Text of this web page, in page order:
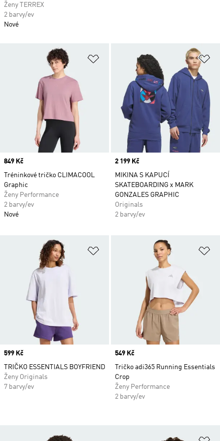
Přidat do seznamu přání
Price
849 Kč
Tréninkové tričko CLIMACOOL
Graphic
Ženy Performance
2 barvy/ev
Nové
Price
2 199 Kč
MIKINA S KAPUCÍ
SKATEBOARDING x MARK
GONZALES GRAPHIC
Originals
2 barvy/ev
Přidat do seznamu přání
Price
599 Kč
TRIČKO ESSENTIALS BOYFRIEND
Ženy Originals
7 barvy/ev
Price
549 Kč
Tričko adi365 Running Essentials
Crop
Ženy Performance
2 barvy/ev
Ženy TERREX
2 barvy/ev
Nové